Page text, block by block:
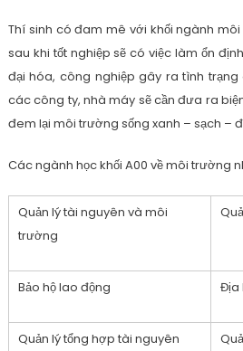
Thí sinh có đam mê với khối ngành
sau khi tốt nghiệp sẽ có việc làm ổn
đại hóa, công nghiệp gây ra tình
các công ty, nhà máy sẽ cần đưa ra
đem lại môi trường sống xanh – sạch –
Các ngành học khối A00 về môi trường
Quản lý tài nguyên và môi
trường
Bảo hộ lao động Địa
Quản lý tổng hợp tài nguyên